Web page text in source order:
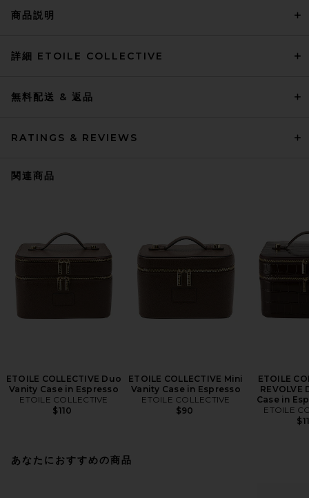
商品説明
詳細 ETOILE COLLECTIVE
無料配送 & 返品
RATINGS & REVIEWS
関連商品
ETOILE COLLECTIVE Duo
Vanity Case in Espresso
ETOILE COLLECTIVE
$110
ETOILE COLLECTIVE Mini
Vanity Case in Espresso
ETOILE COLLECTIVE
$90
ETOILE
REVOLVE
Case in
ETOILE
あなたにおすすめの商品